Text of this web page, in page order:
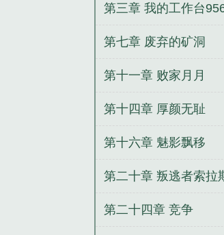
第三章 我的工作台
第七章 废弃的矿洞
第十一章 败家月月
第十四章 厚颜无耻
第十六章 魅影飘移
第二十章 叛逃者索拉
地
第二十四章 竞争